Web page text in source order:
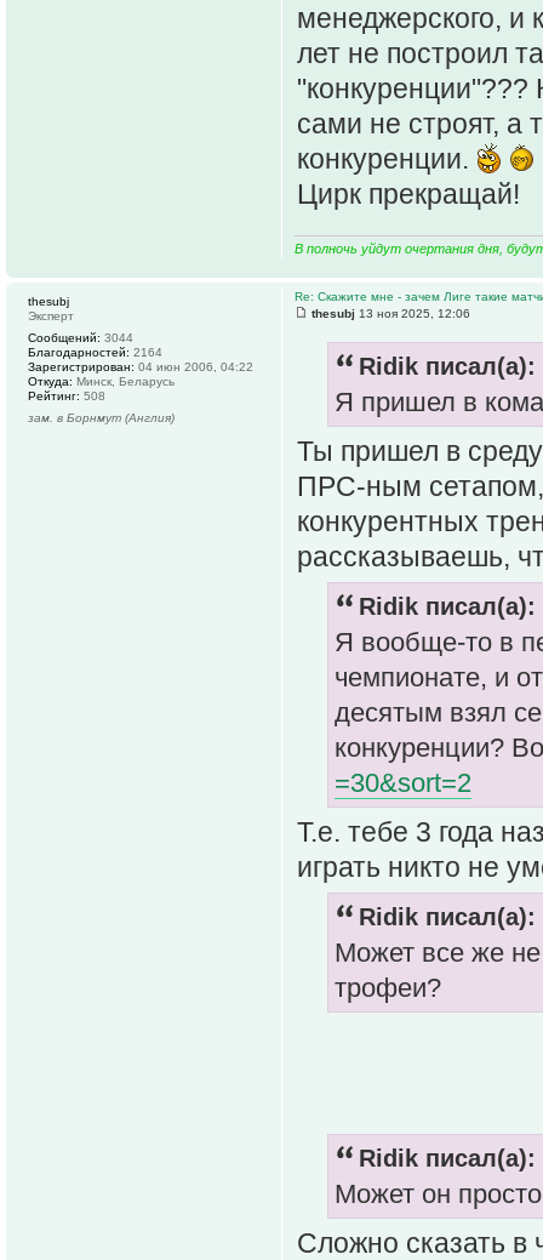
менеджерского, и
лет не построил
"конкуренции"???
сами не строят, а
конкуренции.
Цирк прекращай!
В полночь уйдут очертания дня,
Re: Скажите мне - зачем Лиге такие
thesubj 13 ноя 2025, 12:06
Ridik писал(а):
Я пришел в
Ты пришел в
ПРС-ным сетапом,
конкурентных
рассказываешь,
Ridik писал(а):
Я вообще-то в
чемпионате, и
десятым взял
конкуренции?
=30&sort=2
Т.е. тебе 3 года
играть никто не
Ridik писал(а):
Может все же не
трофеи?
Ridik писал(а):
Может он
Сложно сказать в
thesubj
Эксперт
Сообщений: 3044
Благодарностей: 2164
Зарегистрирован: 04 июн 2006, 04:22
Откуда: Минск, Беларусь
Рейтинг: 508
зам. в Борнмут (Англия)